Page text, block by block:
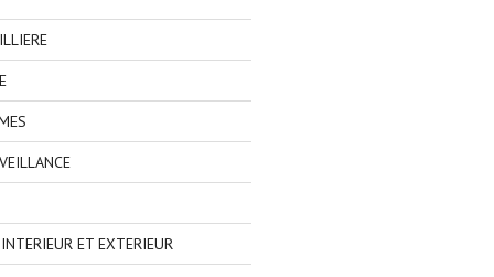
ET EXTERIEUR